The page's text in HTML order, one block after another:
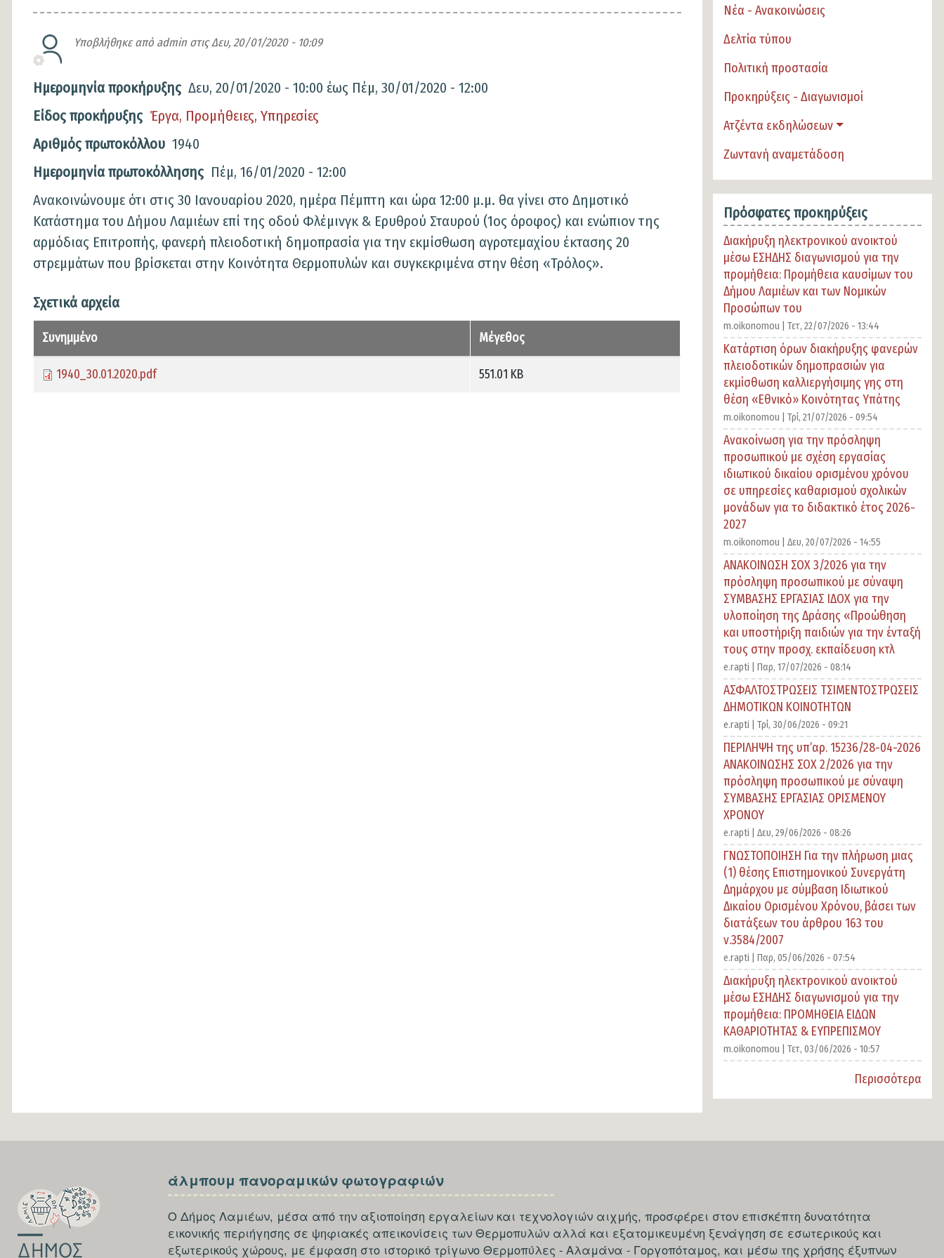
Υποβλήθηκε από adminστιςΔευ, 20/01/2020 - 10:09
Ημερομηνία προκήρυξης Δευ, 20/01/2020 - 10:00 έως Πέμ, 30/01/2020 - 12:00
Είδος προκήρυξης Έργα, Προμήθειες, Υπηρεσίες
Αριθμός πρωτοκόλλου 1940
Ημερομηνία πρωτοκόλλησης Πέμ, 16/01/2020 - 12:00
Περιγραφή
Ανακοινώνουμε ότι στις 30 Ιανουαρίου 2020, ημέρα Πέμπτη και ώρα 12:00 μ.μ. θα γίνει στο Δημοτικό
Κατάστημα του Δήμου Λαμιέων επί της οδού Φλέμινγκ & Ερυθρού Σταυρού (1ος όροφος) και ενώπιον της
αρμόδιας Επιτροπής, φανερή πλειοδοτική δημοπρασία για την εκμίσθωση αγροτεμαχίου έκτασης 20
στρεμμάτων που βρίσκεται στην Κοινότητα Θερμοπυλών και συγκεκριμένα στην θέση «Τρόλος».
Σχετικά αρχεία
Συνημμένο Μέγεθος
1940_30.01.2020.pdf 551.01 KB
Νέα - Ανακοινώσεις
Δελτία τύπου
Πολιτική προστασία
Προκηρύξεις - Διαγωνισμοί
Ατζέντα εκδηλώσεων
Ζωντανή αναμετάδοση
Πρόσφατες προκηρύξεις
Διακήρυξη ηλεκτρονικού ανοικτού
μέσω ΕΣΗΔΗΣ διαγωνισμού για την
προμήθεια: Προμήθεια καυσίμων του
Δήμου Λαμιέων και των Νομικών
Προσώπων του
m.oikonomou | Τετ, 22/07/2026 - 13:44
Κατάρτιση όρων διακήρυξης φανερών
πλειοδοτικών δημοπρασιών για
εκμίσθωση καλλιεργήσιμης γης στη
θέση «Εθνικό» Κοινότητας Υπάτης
m.oikonomou | Τρί, 21/07/2026 - 09:54
Ανακοίνωση για την πρόσληψη
προσωπικού με σχέση εργασίας
ιδιωτικού δικαίου ορισμένου χρόνου
σε υπηρεσίες καθαρισμού σχολικών
μονάδων για το διδακτικό έτος 2026-
2027
m.oikonomou | Δευ, 20/07/2026 - 14:55
ΑΝΑΚΟΙΝΩΣΗ ΣΟΧ 3/2026 για την
πρόσληψη προσωπικού με σύναψη
ΣΥΜΒΑΣΗΣ ΕΡΓΑΣΙΑΣ ΙΔΟΧ για την
υλοποίηση της Δράσης «Προώθηση
και υποστήριξη παιδιών για την ένταξή
τους στην προσχ. εκπαίδευση κτλ
e.rapti | Παρ, 17/07/2026 - 08:14
ΑΣΦΑΛΤΟΣΤΡΩΣΕΙΣ ΤΣΙΜΕΝΤΟΣΤΡΩΣΕΙΣ
ΔΗΜΟΤΙΚΩΝ ΚΟΙΝΟΤΗΤΩΝ
e.rapti | Τρί, 30/06/2026 - 09:21
ΠΕΡΙΛΗΨΗ της υπ’αρ. 15236/28-04-2026
ΑΝΑΚΟΙΝΩΣΗΣ ΣΟΧ 2/2026 για την
πρόσληψη προσωπικού με σύναψη
ΣΥΜΒΑΣΗΣ ΕΡΓΑΣΙΑΣ ΟΡΙΣΜΕΝΟΥ
ΧΡΟΝΟΥ
e.rapti | Δευ, 29/06/2026 - 08:26
ΓΝΩΣΤΟΠΟΙΗΣΗ Για την πλήρωση μιας
(1) θέσης Επιστημονικού Συνεργάτη
Δημάρχου με σύμβαση Ιδιωτικού
Δικαίου Ορισμένου Χρόνου, βάσει των
διατάξεων του άρθρου 163 του
ν.3584/2007
e.rapti | Παρ, 05/06/2026 - 07:54
Διακήρυξη ηλεκτρονικού ανοικτού
μέσω ΕΣΗΔΗΣ διαγωνισμού για την
προμήθεια: ΠΡΟΜΗΘΕΙΑ ΕΙΔΩΝ
ΚΑΘΑΡΙΟΤΗΤΑΣ & ΕΥΠΡΕΠΙΣΜΟΥ
m.oikonomou | Τετ, 03/06/2026 - 10:57
Περισσότερα
FOOTER-
FIRST
SECTION
FOOTER-
άλμπουμ πανοραμικών φωτογραφιών
Ο Δήμος Λαμιέων, μέσα από την αξιοποίηση εργαλείων και τεχνολογιών αιχμής, προσφέρει στον επισκέπτη δυνατότητα
εικονικής περιήγησης σε ψηφιακές απεικονίσεις των Θερμοπυλών αλλά και εξατομικευμένη ξενάγηση σε εσωτερικούς και
εξωτερικούς χώρους, με έμφαση στο ιστορικό τρίγωνο Θερμοπύλες - Αλαμάνα - Γοργοπόταμος, και μέσω της χρήσης έξυπνων